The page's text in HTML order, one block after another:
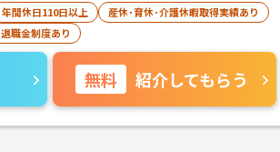
年間休日110日以上
産休･育休･介護休暇取得実績あり
退職金制度あり
無料 紹介してもらう